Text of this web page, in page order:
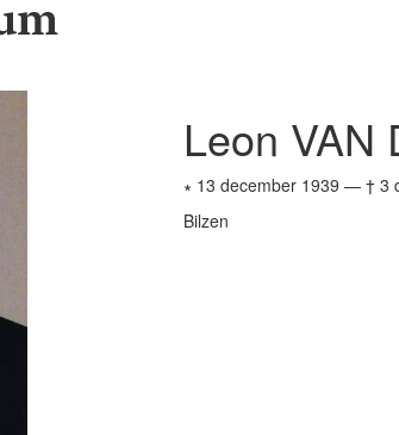
Leon VAN
∗ 13 december 1939 — † 3
Bilzen